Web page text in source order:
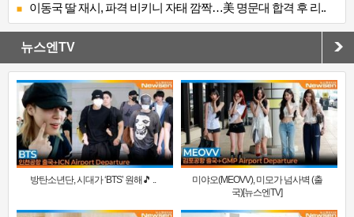
이동국 딸 재시, 파격 비키니 자태 깜짝…美 명문대 합격 후 리..
뉴스엔TV
방탄소년단, 시대가 ‘BTS’ 원해🎵 ..
미야오(MEOVV), 미모가 넘사벽 (출
국)[뉴스엔TV]